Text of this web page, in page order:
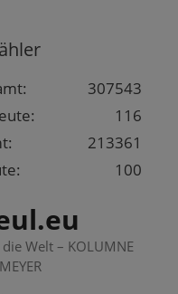
307543
116
213361
100
Welt – KOLUMNE